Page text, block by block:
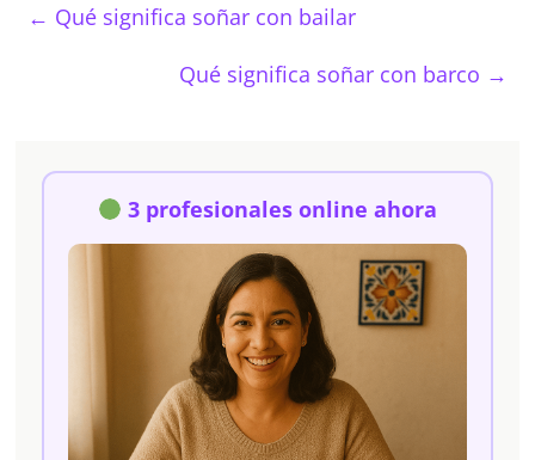
← Qué significa soñar con bailar
Qué significa soñar con barco →
3 profesionales online ahora